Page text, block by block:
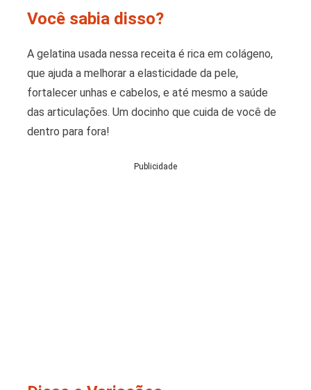
Você sabia disso?
A gelatina usada nessa receita é rica em colágeno,
que ajuda a melhorar a elasticidade da pele,
fortalecer unhas e cabelos, e até mesmo a saúde
das articulações. Um docinho que cuida de você de
dentro para fora!
Publicidade